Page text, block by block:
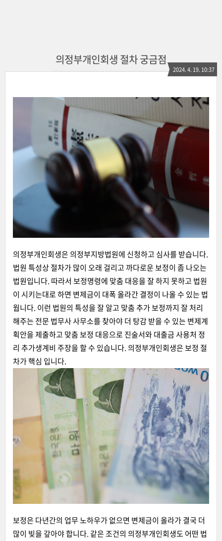
의정부개인회생 절차 궁금점
2024. 4. 19. 10:37
의정부개인회생은 의정부지방법원에 신청하고 심사를 받습니다.
법원 특성상 절차가 많이 오래 걸리고 까다로운 보정이 좀 나오는
법원입니다. 따라서 보정명령에 맞춤 대응을 잘 하지 못하고 법원
이 시키는대로 하면 변제금이 대폭 올라간 결정이 나올 수 있는 법
웝니다. 이런 법원의 특성을 잘 알고 맞춤 추가 보정까지 잘 처리
해주는 전문 법무사 사무소를 찾아야 더 탕감 받을 수 있는 변제계
획안을 제출하고 맞춤 보정 대응으로 진술서와 대출금 사용처 정
리 추가생계비 주장을 할 수 있습니다. 의정부개인회생은 보정 절
차가 핵심 입니다.
보정은 다년간의 업무 노하우가 없으면 변제금이 올라가 결국 더
많이 빚을 갚아야 합니다. 같은 조건의 의정부개인회생도 어떤 법